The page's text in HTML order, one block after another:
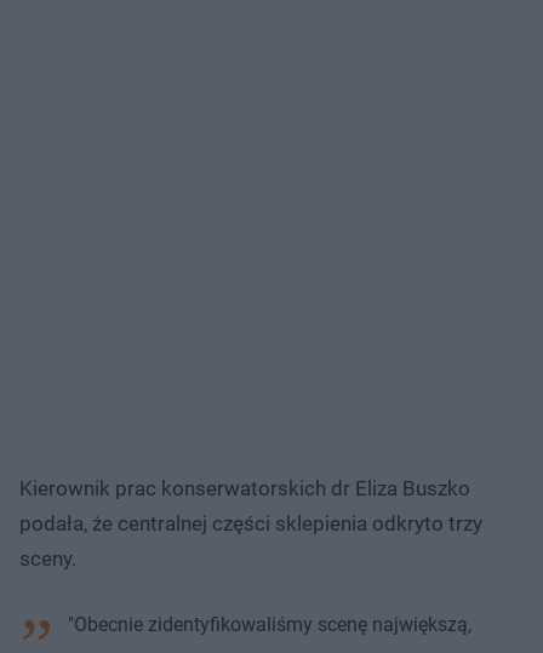
Kierownik prac konserwatorskich dr Eliza Buszko
podała, że centralnej części sklepienia odkryto trzy
sceny.
"Obecnie zidentyfikowaliśmy scenę największą,